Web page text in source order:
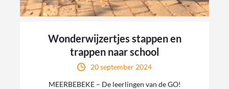
Wonderwijzertjes stappen en
trappen naar school
20 september 2024
MEERBEBEKE – De leerlingen van de GO!